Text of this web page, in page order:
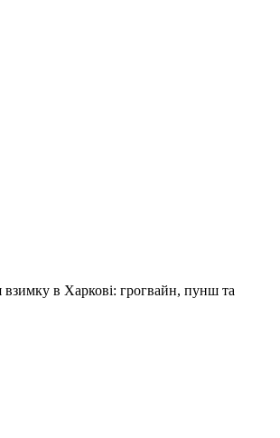
взимку в Харкові: грогвайн, пунш та